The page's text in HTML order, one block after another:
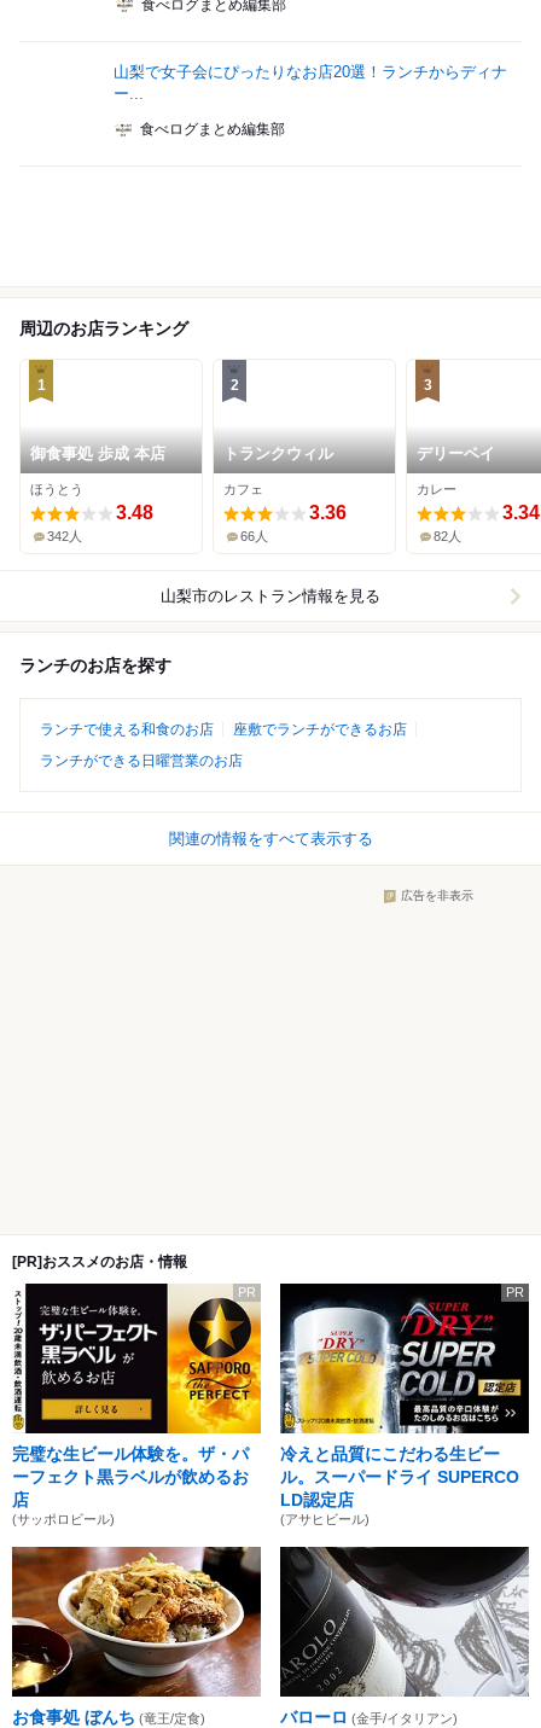
食べログまとめ編集部
山梨で女子会にぴったりなお店20選！ランチからディナ
ー...
食べログまとめ編集部
周辺のお店ランキング
1
御食事処 歩成 本店
ほうとう
3.48
342人
2
トランクウィル
カフェ
3.36
66人
3
デリーベイ
カレー
3.34
82人
山梨市のレストラン情報を見る
ランチのお店を探す
ランチで使える和食のお店
座敷でランチができるお店
ランチができる日曜営業のお店
関連の情報をすべて表示する
広告を非表示
[PR]おススメのお店・情報
PR
完璧な生ビール体験を。ザ・パ
ーフェクト黒ラベルが飲めるお
店
(サッポロビール)
PR
冷えと品質にこだわる生ビー
ル。スーパードライ SUPERCO
LD認定店
(アサヒビール)
お食事処 ぼんち (竜王/定食) バローロ (金手/イタリアン)